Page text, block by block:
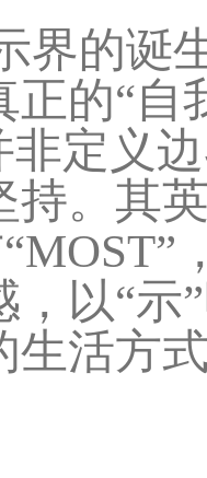
界的诞
正的“
非定义
。其
，以“示
生活方